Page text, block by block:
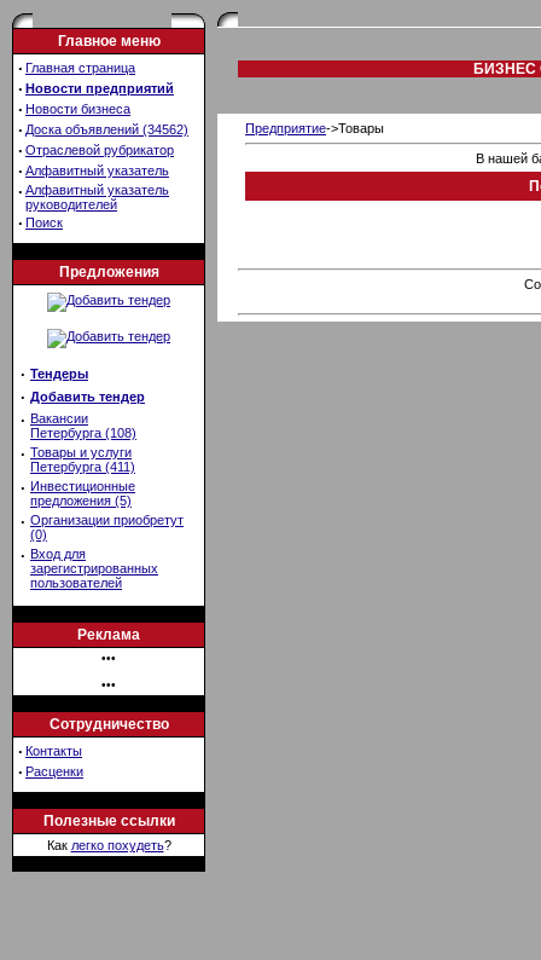
Главное меню
· Главная страница
· Новости предприятий
· Новости бизнеса
· Доска объявлений (34562)
· Отраслевой рубрикатор
· Алфавитный указатель
· Алфавитный указатель
руководителей
· Поиск
Предложения
· Тендеры
· Добавить тендер
· Вакансии
Петербурга (108)
· Товары и услуги
Петербурга (411)
· Инвестиционные
предложения (5)
· Организации приобретут
(0)
· Вход для
зарегистрированных
пользователей
Реклама
•••
•••
Сотрудничество
· Контакты
· Расценки
Полезные ссылки
Как легко похудеть?
БИЗНЕС
Предприятие->Товары
В нашей